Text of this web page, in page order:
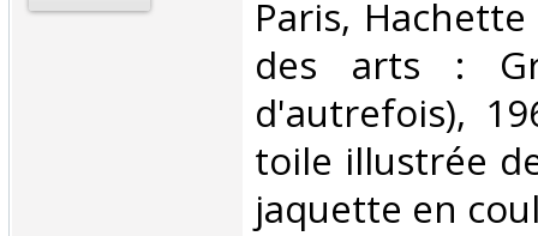
‎Paris,
des arts :
d'autrefois),
toile illustrée
jaquette en